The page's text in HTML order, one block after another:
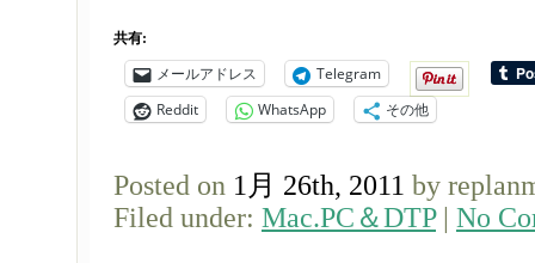
共有:
メールアドレス
Telegram
Reddit
WhatsApp その他
Posted on 1月 26th, 2011 by
Filed under: Mac.PC＆DTP| No